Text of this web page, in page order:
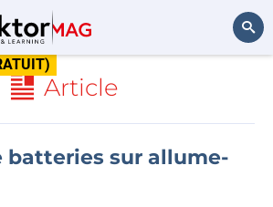
Article
batteries sur allume-